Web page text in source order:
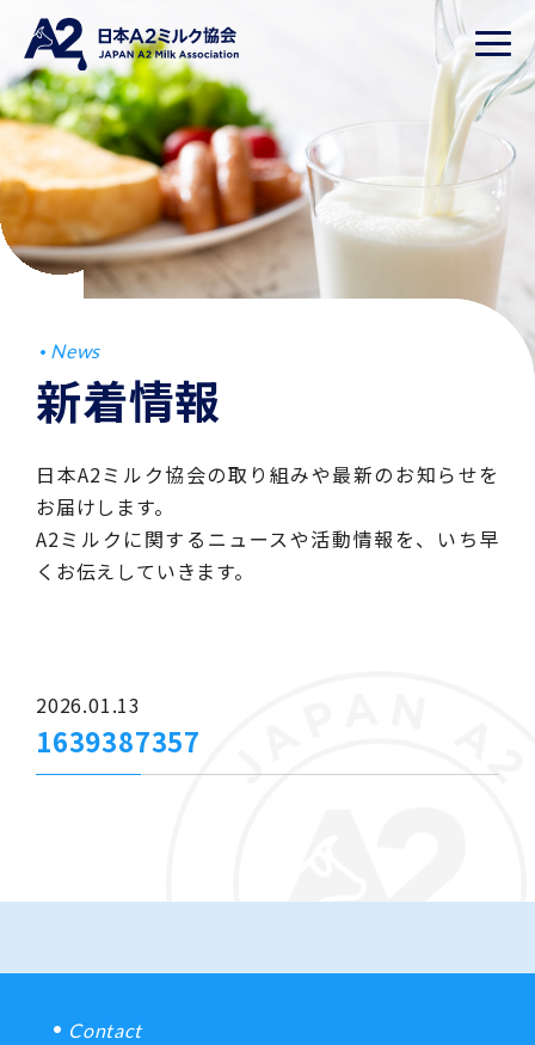
News
新着情報
日本A2ミルク協会の取り組みや最新のお知らせを
お届けします。
A2ミルクに関するニュースや活動情報を、いち早
くお伝えしていきます。
2026.01.13
1639387357
Contact